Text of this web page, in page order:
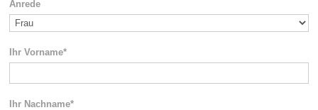
Anrede
Ihr Vorname*
Ihr Nachname*